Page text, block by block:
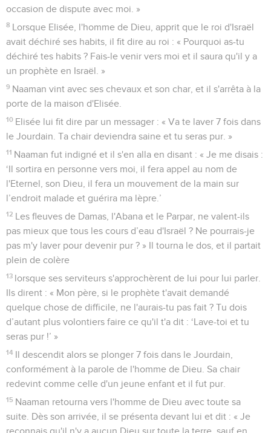
occasion de dispute avec moi. »
8 Lorsque Elisée, l'homme de Dieu, apprit que le roi d'Israël
avait déchiré ses habits, il fit dire au roi : « Pourquoi as-tu
déchiré tes habits ? Fais-le venir vers moi et il saura qu'il y a
un prophète en Israël. »
9 Naaman vint avec ses chevaux et son char, et il s'arrêta à la
porte de la maison d'Elisée.
10 Elisée lui fit dire par un messager : « Va te laver 7 fois dans
le Jourdain. Ta chair deviendra saine et tu seras pur. »
11 Naaman fut indigné et il s'en alla en disant : « Je me disais :
‘Il sortira en personne vers moi, il fera appel au nom de
l'Eternel, son Dieu, il fera un mouvement de la main sur
l’endroit malade et guérira ma lèpre.’
12 Les fleuves de Damas, l'Abana et le Parpar, ne valent-ils
pas mieux que tous les cours d’eau d'Israël ? Ne pourrais-je
pas m'y laver pour devenir pur ? » Il tourna le dos, et il partait
plein de colère
13 lorsque ses serviteurs s'approchèrent de lui pour lui parler.
Ils dirent : « Mon père, si le prophète t'avait demandé
quelque chose de difficile, ne l'aurais-tu pas fait ? Tu dois
d’autant plus volontiers faire ce qu'il t'a dit : ‘Lave-toi et tu
seras pur !’ »
14 Il descendit alors se plonger 7 fois dans le Jourdain,
conformément à la parole de l'homme de Dieu. Sa chair
redevint comme celle d'un jeune enfant et il fut pur.
15 Naaman retourna vers l'homme de Dieu avec toute sa
suite. Dès son arrivée, il se présenta devant lui et dit : « Je
reconnais qu'il n'y a aucun Dieu sur toute la terre, sauf en